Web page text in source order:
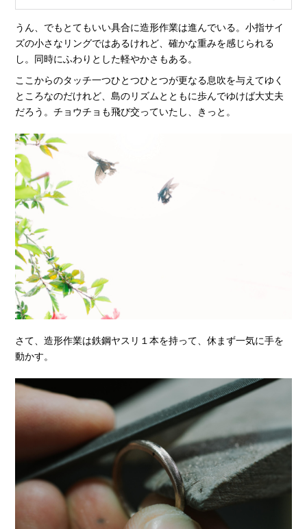
うん、でもとてもいい具合に造形作業は進んでいる。小指サイ
ズの小さなリングではあるけれど、確かな重みを感じられる
し。同時にふわりとした軽やかさもある。
ここからのタッチ一つひとつひとつが更なる息吹を与えてゆく
ところなのだけれど、島のリズムとともに歩んでゆけば大丈夫
だろう。チョウチョも飛び交っていたし、きっと。
さて、造形作業は鉄鋼ヤスリ１本を持って、休まず一気に手を
動かす。